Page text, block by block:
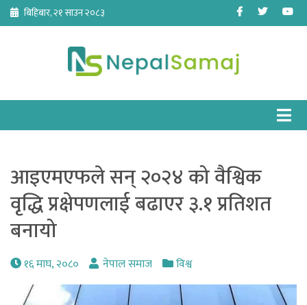
Skip
content
बिहिबार, २१ साउन २०८३ Facebook
Twitter
आइएमएफले सन् २०२४ को वैश्विक
वृद्धि प्रक्षेपणलाई बढाएर ३.१ प्रतिशत
बनायो
१६ माघ, २०८० नेपाल समाज विश्व